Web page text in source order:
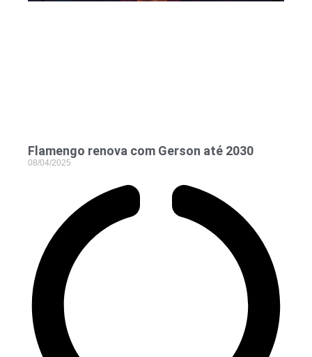
Flamengo renova com Gerson até 2030
08/04/2025